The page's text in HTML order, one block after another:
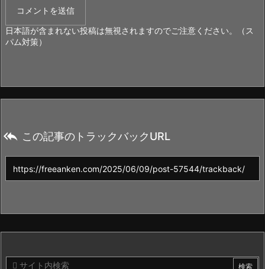
日本語が含まれない投稿は無視されますのでご注意ください。（ス
パム対策）
 この記事のトラックバックURL